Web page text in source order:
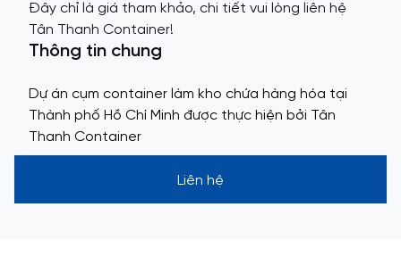
Đây chỉ là giá tham khảo, chi tiết vui lòng liên hệ
Tân Thanh Container!
Thông tin chung
Dự án cụm container làm kho chứa hàng hóa tại
Thành phố Hồ Chí Minh được thực hiện bởi Tân
Thanh Container
Liên hệ